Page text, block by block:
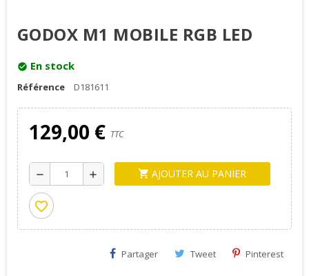
GODOX M1 MOBILE RGB LED
check_circle En stock
Référence D181611
129,00 € TTC
remove add shopping_cart AJOUTER AU PANIER
favorite_border
Partager Tweet Pinterest